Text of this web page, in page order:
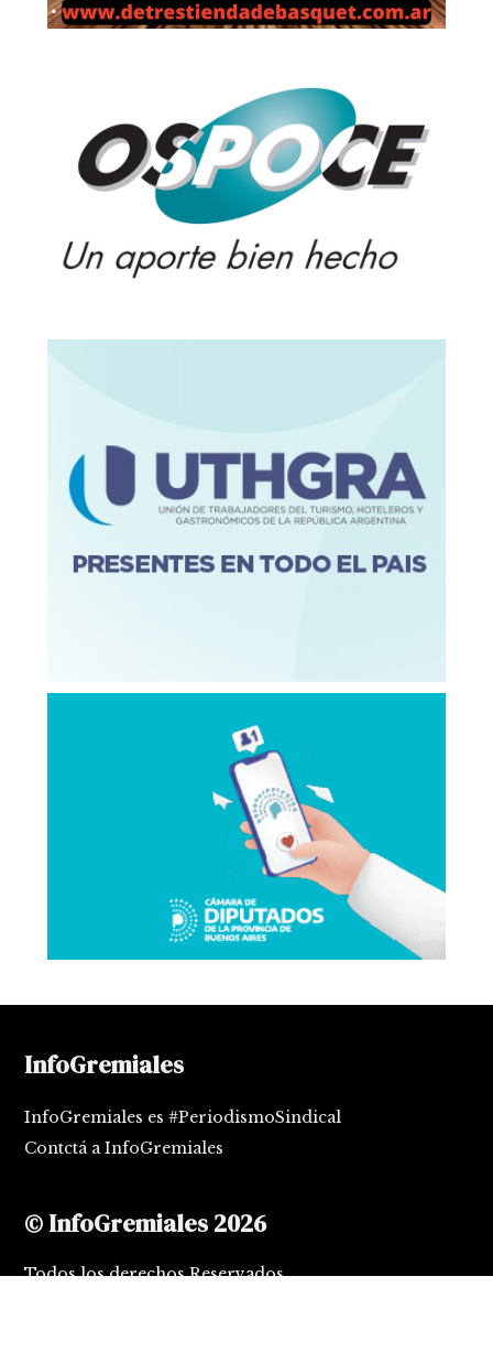
InfoGremiales
InfoGremiales es #PeriodismoSindical
Contctá a InfoGremiales
© InfoGremiales 2026
Todos los derechos Reservados